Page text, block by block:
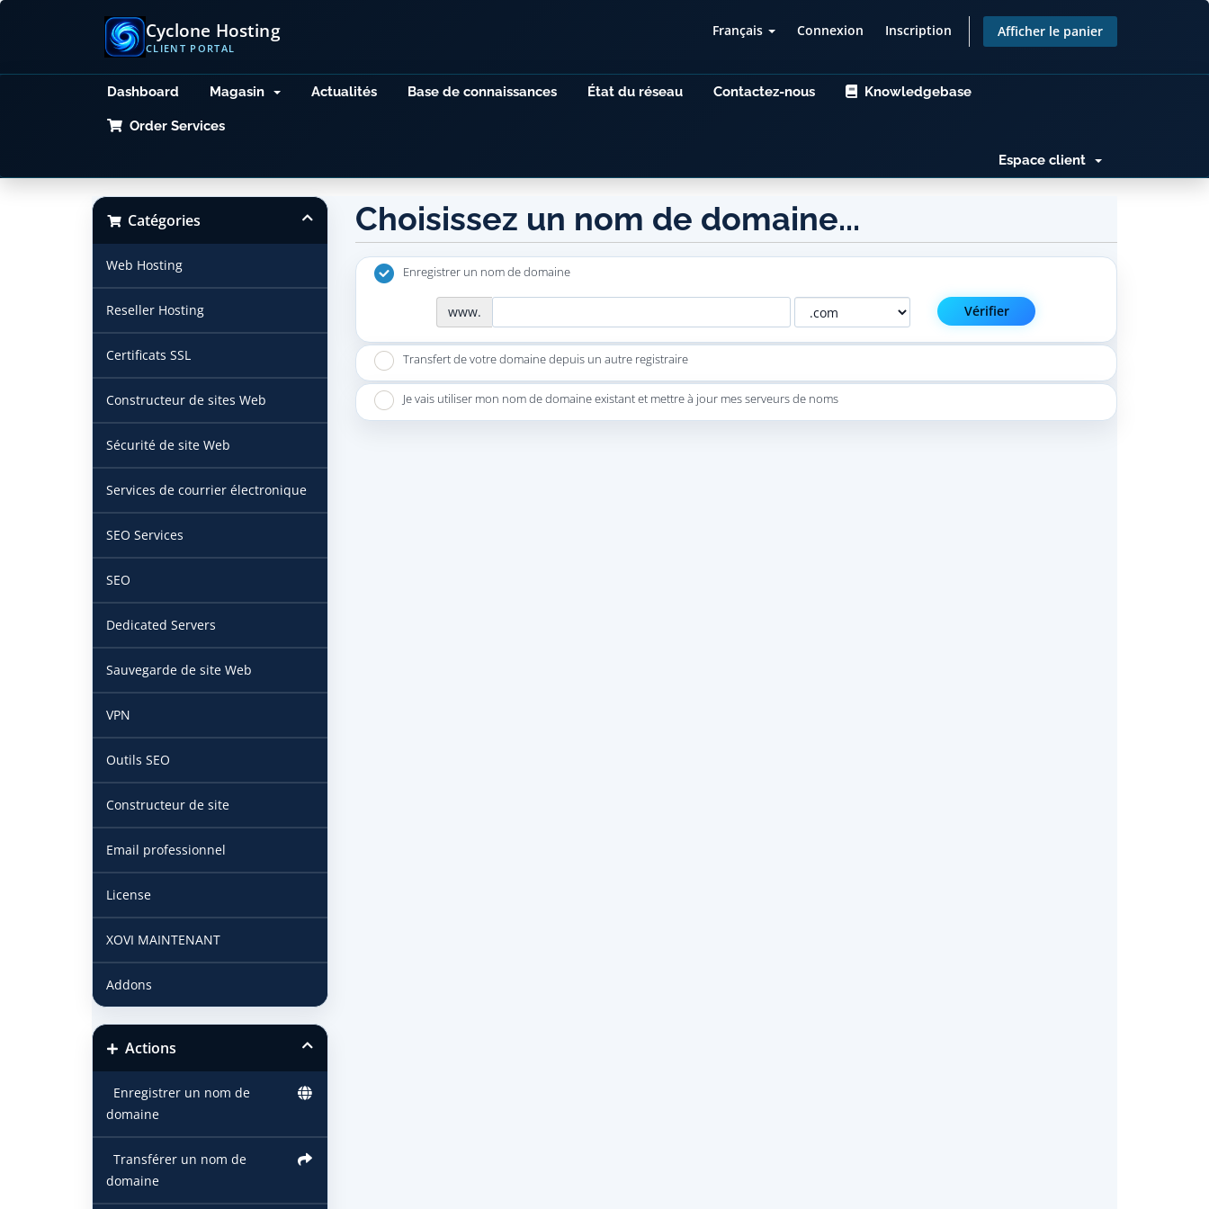
Français Connexion Inscription Afficher le panier
Cyclone Hosting
CLIENT PORTAL
Dashboard Magasin Actualités Base de connaissances État du réseau Contactez-nous Knowledgebase
Order Services
Espace client
Catégories
Web Hosting
Reseller Hosting
Certificats SSL
Constructeur de sites Web
Sécurité de site Web
Services de courrier électronique
SEO Services
SEO
Dedicated Servers
Sauvegarde de site Web
VPN
Outils SEO
Constructeur de site
Email professionnel
License
XOVI MAINTENANT
Addons
Actions
Enregistrer un nom de
domaine
Transférer un nom de
domaine
Choisissez un nom de domaine...
Enregistrer un nom de domaine
www. Vérifier
Transfert de votre domaine depuis un autre registraire
Je vais utiliser mon nom de domaine existant et mettre à jour mes serveurs de noms